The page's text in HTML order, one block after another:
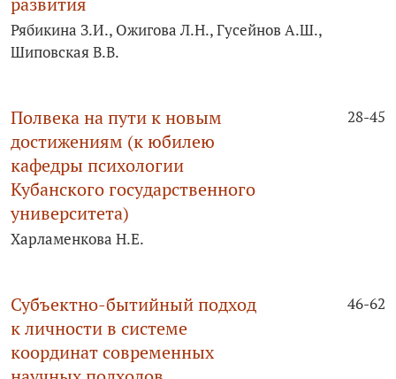
Рябикина З.И., Ожигова Л.Н., Гусейнов А.Ш.,
Шиповская В.В.
Полвека на пути к новым
достижениям (к юбилею
кафедры психологии
Кубанского государственного
университета)
28-45
Харламенкова Н.Е.
Субъектно-бытийный подход
к личности в системе
координат современных
46-62